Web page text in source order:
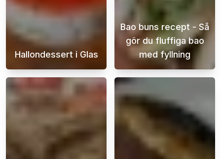
Hallondessert i Glas
Denna himmelska hallondessert i glas är
Bao buns recept - Så
gör du fluffiga bao
med fyllning
Bao buns är